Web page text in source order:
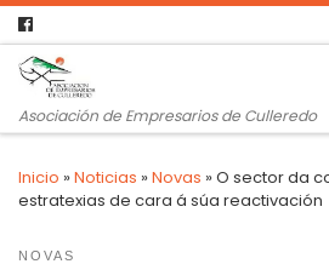
Asociación de Empresarios de Culleredo
Inicio »Noticias »Novas »O sector da
estratexias de cara á súa reactivación
NOVAS